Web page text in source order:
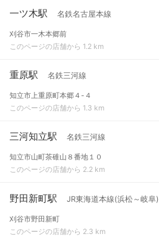
一ツ木駅 名鉄名古屋本線
刈谷市一木本郷前
このページの店舗から 1.2 km
重原駅 名鉄三河線
知立市上重原町本郷４-４
このページの店舗から 1.3 km
三河知立駅 名鉄三河線
知立市山町茶碓山８番地１０
このページの店舗から 2.2 km
野田新町駅 JR東海道本線(浜松～岐阜)
刈谷市野田新町
このページの店舗から 2.3 km